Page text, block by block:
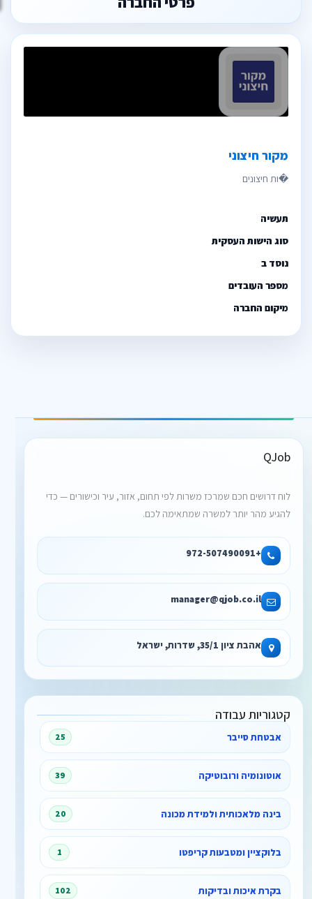
מקור חיצוני
תעשיה
סוג הישות העסקית
נוסד ב
מספר העובדים
מיקום החברה
QJob
לוח דרושים חכם שמרכז משרות לפי תחום, אזור, עיר וכישורים — כדי
להגיע מהר יותר למשרה שמתאימה לכם.
+972-507490091
manager@qjob.co.il
אהבת ציון 35/1, שדרות, ישראל
קטגוריות עבודה
אבטחת סייבר 25
אוטונומיה ורובוטיקה 39
בינה מלאכותית ולמידת מכונה 20
בלוקציין ומטבעות קריפטו 1
בקרת איכות ובדיקות 102